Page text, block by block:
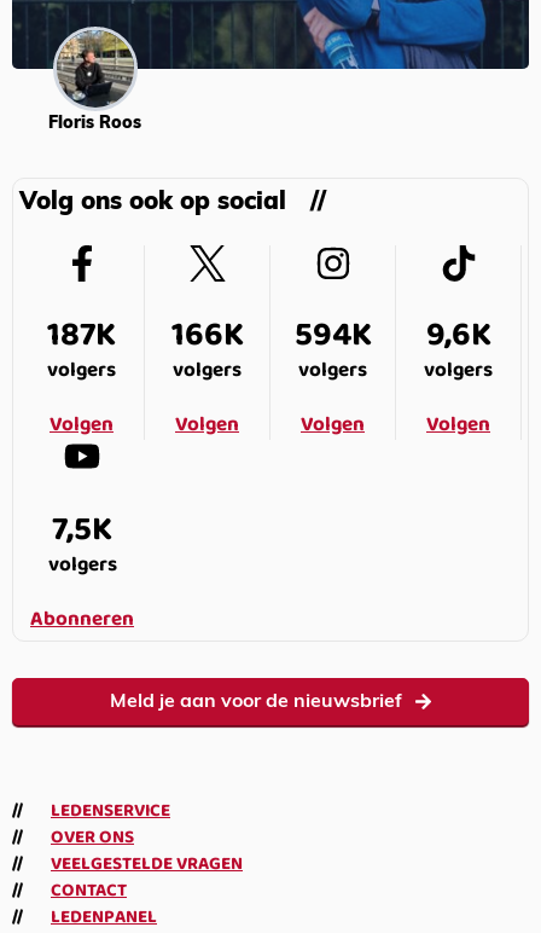
Floris Roos
Volg ons ook op social
187K
volgers
Volgen
166K
volgers
Volgen
594K
volgers
Volgen
9,6K
volgers
Volgen
7,5K
volgers
Abonneren
Meld je aan voor de nieuwsbrief
LEDENSERVICE
OVER ONS
VEELGESTELDE VRAGEN
CONTACT
LEDENPANEL